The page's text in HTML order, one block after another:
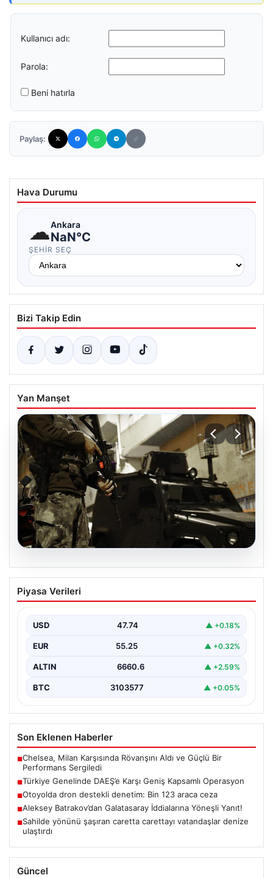
Kullanıcı adı:
Parola:
Beni hatırla
Paylaş:
Hava Durumu
☁Ankara
NaN°C
ŞEHIR SEÇ
Bizi Takip Edin
Yan Manşet
07.08.2026
Türkiye Genelinde DAEŞ’e Karşı Geniş
Kapsamlı Operasyon
yönelik 30 şehirde büyük çaplı bir operasyon
gerçekleştirildi. Jandarma…
Piyasa Verileri
USD 47.74 ▲ +0.18%
EUR 55.25 ▲ +0.32%
ALTIN 6660.6 ▲ +2.59%
BTC 3103577 ▲ +0.05%
Son Eklenen Haberler
■Chelsea, Milan Karşısında Rövanşını Aldı ve Güçlü Bir
Performans Sergiledi
■Türkiye Genelinde DAEŞ’e Karşı Geniş Kapsamlı Operasyon
■Otoyolda dron destekli denetim: Bin 123 araca ceza
■Aleksey Batrakov’dan Galatasaray İddialarına Yöneşli Yanıt!
■Sahilde yönünü şaşıran caretta carettayı vatandaşlar denize
ulaştırdı
Güncel